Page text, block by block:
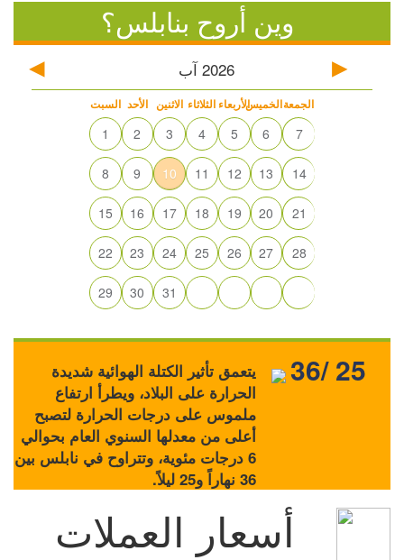
وين أروح بنابلس؟
2026 آب
السبت الأحد الاثنين الثلاثاء الأربعاءالخميسالجمعة
1 2 3 4 5 6 7
8 9 10 11 12 13 14
15 16 17 18 19 20 21
22 23 24 25 26 27 28
29 30 31
يتعمق تأثير الكتلة الهوائية شديدة
الحرارة على البلاد، ويطرأ ارتفاع
ملموس على درجات الحرارة لتصبح
أعلى من معدلها السنوي العام بحوالي
6 درجات مئوية، وتتراوح في نابلس بين
36 نهاراً و25 ليلاً.
36/ 25
أسعار العملات